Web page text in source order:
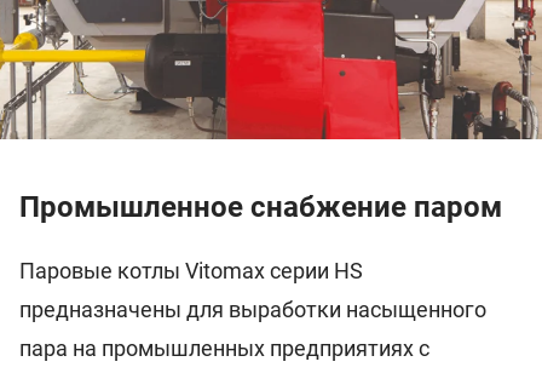
Промышленное снабжение паром
Паровые котлы Vitomax серии HS
предназначены для выработки насыщенного
пара на промышленных предприятиях с